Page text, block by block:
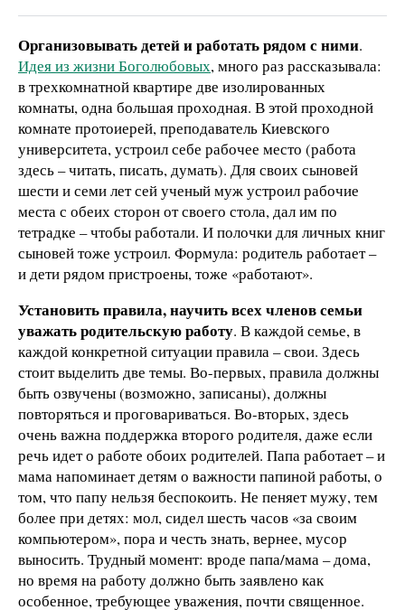
Организовывать детей и работать рядом с ними.
Идея из жизни Боголюбовых, много раз рассказывала:
в трехкомнатной квартире две изолированных
комнаты, одна большая проходная. В этой проходной
комнате протоиерей, преподаватель Киевского
университета, устроил себе рабочее место (работа
здесь – читать, писать, думать). Для своих сыновей
шести и семи лет сей ученый муж устроил рабочие
места с обеих сторон от своего стола, дал им по
тетрадке – чтобы работали. И полочки для личных книг
сыновей тоже устроил. Формула: родитель работает –
и дети рядом пристроены, тоже «работают».
Установить правила, научить всех членов семьи
уважать родительскую работу. В каждой семье, в
каждой конкретной ситуации правила – свои. Здесь
стоит выделить две темы. Во-первых, правила должны
быть озвучены (возможно, записаны), должны
повторяться и проговариваться. Во-вторых, здесь
очень важна поддержка второго родителя, даже если
речь идет о работе обоих родителей. Папа работает – и
мама напоминает детям о важности папиной работы, о
том, что папу нельзя беспокоить. Не пеняет мужу, тем
более при детях: мол, сидел шесть часов «за своим
компьютером», пора и честь знать, вернее, мусор
выносить. Трудный момент: вроде папа/мама – дома,
но время на работу должно быть заявлено как
особенное, требующее уважения, почти священное.